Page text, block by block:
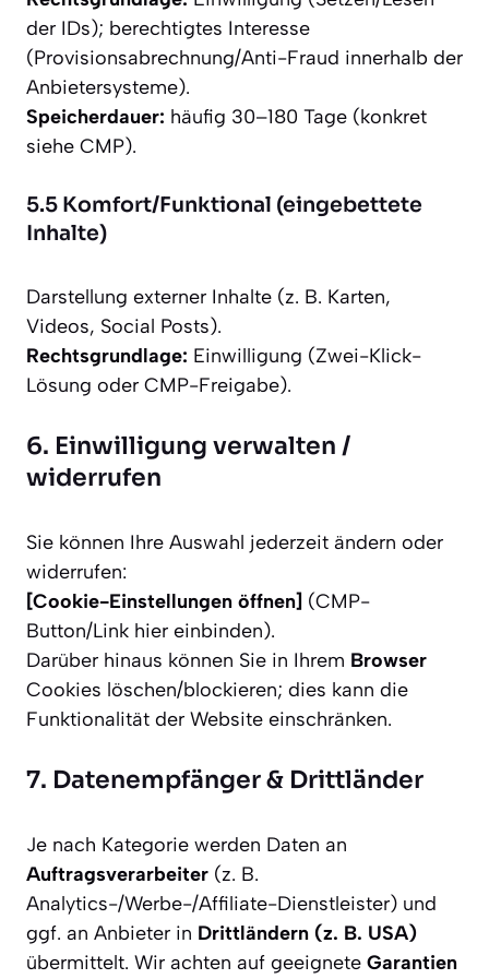
der IDs); berechtigtes Interesse
(Provisionsabrechnung/Anti-Fraud innerhalb der
Anbietersysteme).
Speicherdauer: häufig 30–180 Tage (konkret
siehe CMP).
5.5 Komfort/Funktional (eingebettete
Inhalte)
Darstellung externer Inhalte (z. B. Karten,
Videos, Social Posts).
Rechtsgrundlage: Einwilligung (Zwei-Klick-
Lösung oder CMP-Freigabe).
6. Einwilligung verwalten /
widerrufen
Sie können Ihre Auswahl jederzeit ändern oder
widerrufen:
[Cookie-Einstellungen öffnen] (CMP-
Button/Link hier einbinden).
Darüber hinaus können Sie in Ihrem Browser
Cookies löschen/blockieren; dies kann die
Funktionalität der Website einschränken.
7. Datenempfänger & Drittländer
Je nach Kategorie werden Daten an
Auftragsverarbeiter (z. B.
Analytics-/Werbe-/Affiliate-Dienstleister) und
ggf. an Anbieter in Drittländern (z. B. USA)
übermittelt. Wir achten auf geeignete Garantien